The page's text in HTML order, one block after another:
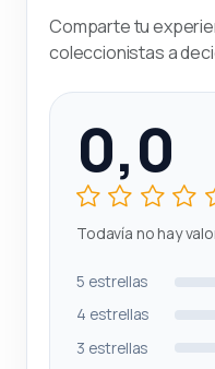
Comparte tu
coleccionistas a
0,0
Todavía no hay
5 estrellas
4 estrellas
3 estrellas